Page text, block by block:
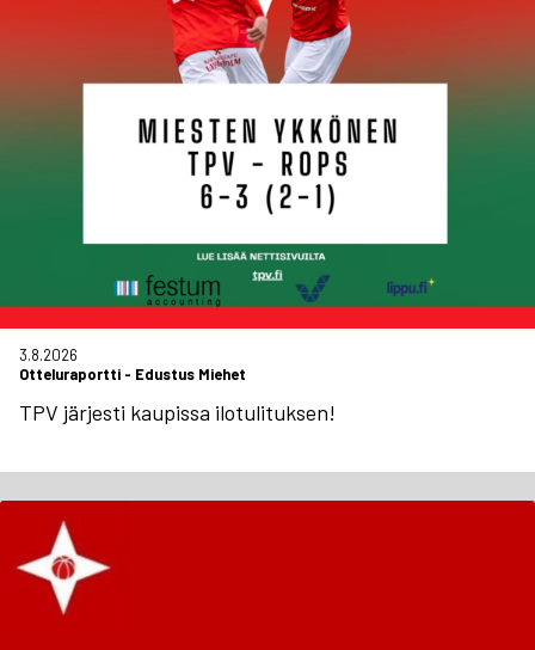
3.8.2026
Otteluraportti - Edustus Miehet
TPV järjesti kaupissa ilotulituksen!